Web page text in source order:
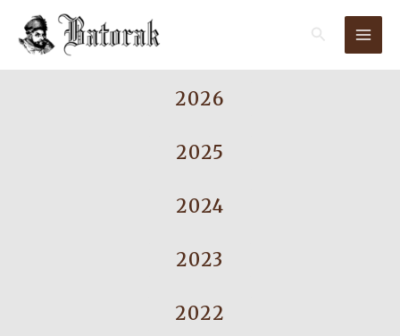
Przejdź
treści
Szukaj
2026
2025
2024
2023
2022